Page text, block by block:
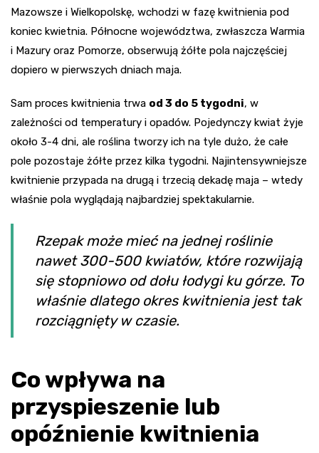
Mazowsze i Wielkopolskę, wchodzi w fazę kwitnienia pod
koniec kwietnia. Północne województwa, zwłaszcza Warmia
i Mazury oraz Pomorze, obserwują żółte pola najczęściej
dopiero w pierwszych dniach maja.
Sam proces kwitnienia trwa od 3 do 5 tygodni, w
zależności od temperatury i opadów. Pojedynczy kwiat żyje
około 3-4 dni, ale roślina tworzy ich na tyle dużo, że całe
pole pozostaje żółte przez kilka tygodni. Najintensywniejsze
kwitnienie przypada na drugą i trzecią dekadę maja – wtedy
właśnie pola wyglądają najbardziej spektakularnie.
Rzepak może mieć na jednej roślinie
nawet 300-500 kwiatów, które rozwijają
się stopniowo od dołu łodygi ku górze. To
właśnie dlatego okres kwitnienia jest tak
rozciągnięty w czasie.
Co wpływa na
przyspieszenie lub
opóźnienie kwitnienia